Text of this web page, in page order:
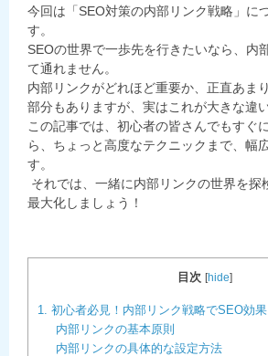
今回は「SEO対策の内部リンク戦略」に
す。
SEOの世界で一歩先を行きたいなら、内
て通れません。
内部リンクがどれほど重要か、正直あま
部分もありますが、実はこれが大きな違
この記事では、初心者の皆さんでもすぐ
ら、ちょっと高度なテクニックまで、幅
す。
それでは、一緒に内部リンクの世界を探
最大化しましょう！
目次 [hide]
1. 初心者必見！内部リンク戦略でSEO効
内部リンクの基本原則
内部リンクの具体的な設定方法